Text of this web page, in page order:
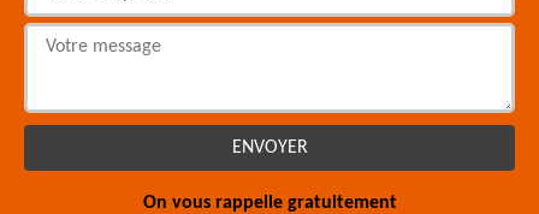
On vous rappelle gratuitement